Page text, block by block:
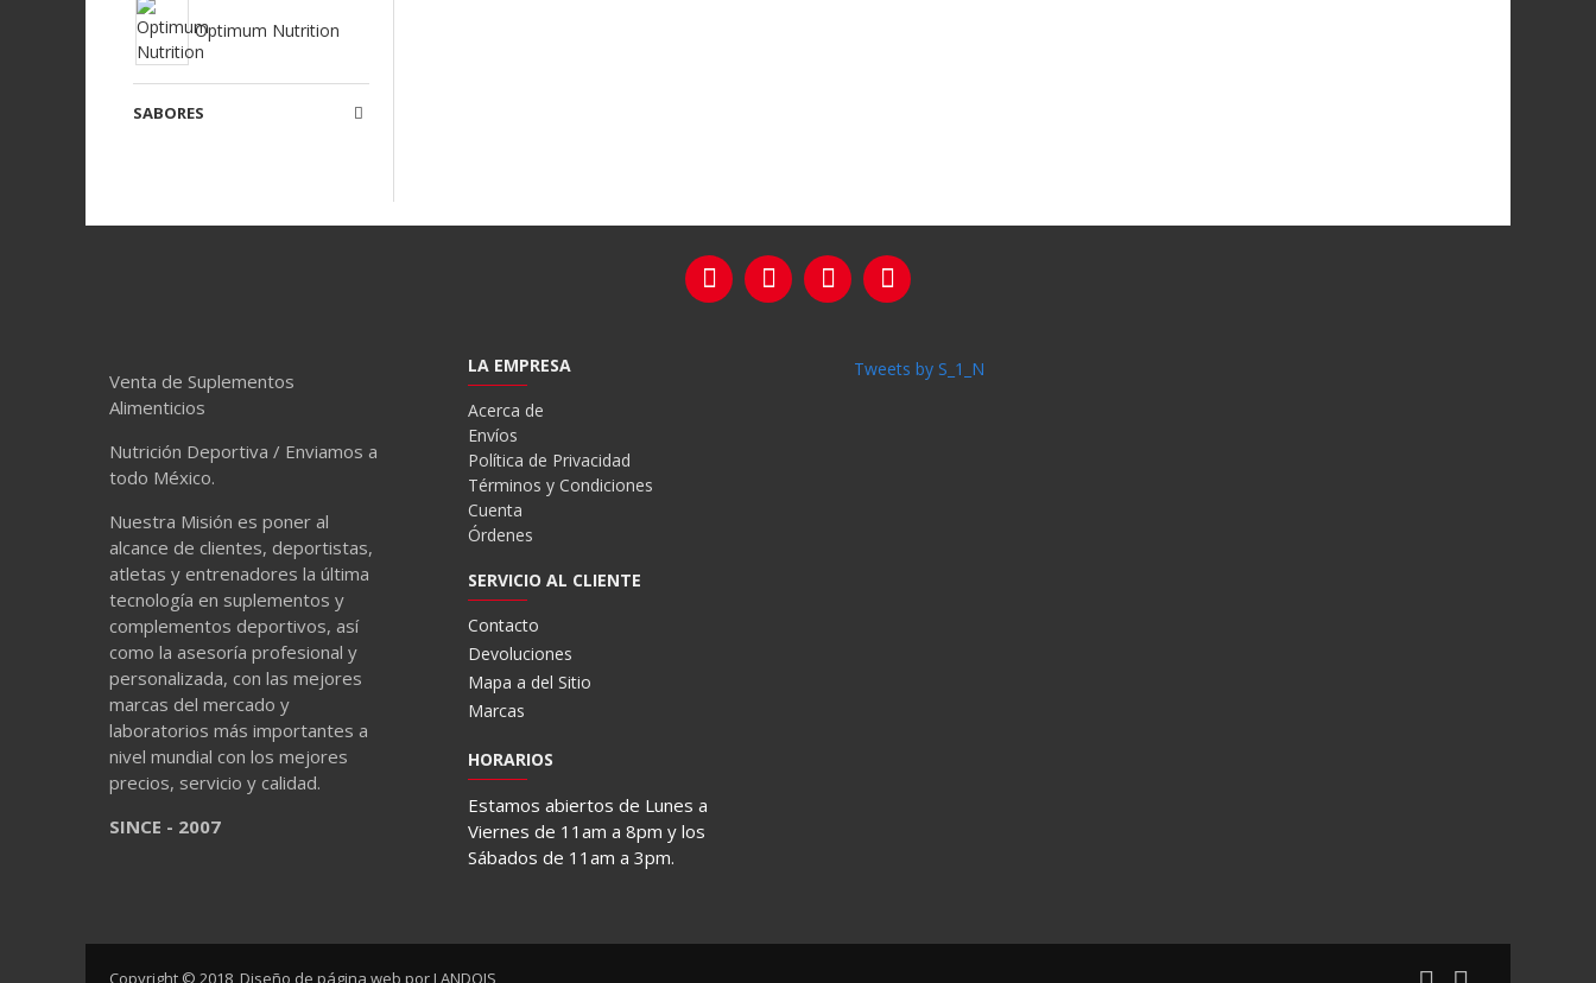
Optimum Nutrition
SABORES
Venta de Suplementos
Alimenticios
Nutrición Deportiva / Enviamos a
todo México.
Nuestra Misión es poner al
alcance de clientes, deportistas,
atletas y entrenadores la última
tecnología en suplementos y
complementos deportivos, así
como la asesoría profesional y
personalizada, con las mejores
marcas del mercado y
laboratorios más importantes a
nivel mundial con los mejores
precios, servicio y calidad.
SINCE - 2007
LA EMPRESA
Acerca de
Envíos
Política de Privacidad
Términos y Condiciones
Cuenta
Órdenes
SERVICIO AL CLIENTE
Contacto
Devoluciones
Mapa a del Sitio
Marcas
HORARIOS
Estamos abiertos de Lunes a
Viernes de 11am a 8pm y los
Sábados de 11am a 3pm.
Tweets by S_1_N
Copyright © 2018, Diseño de página web por LANDOIS